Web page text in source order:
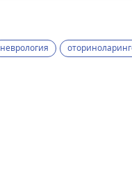
неврология